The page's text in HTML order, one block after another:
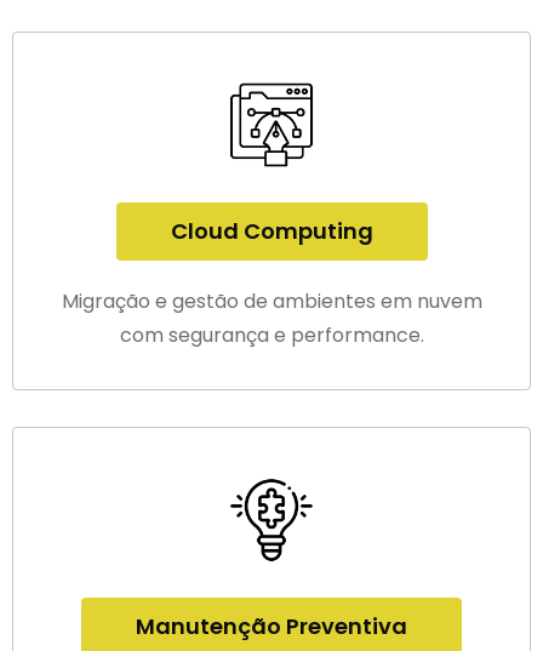
Cloud Computing
Migração e gestão de ambientes em nuvem
com segurança e performance.
Manutenção Preventiva